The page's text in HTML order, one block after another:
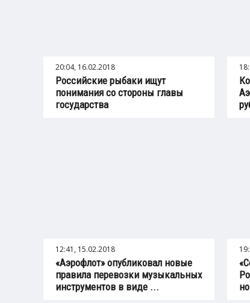
20:04, 16.02.2018
Российские рыбаки ищут
понимания со стороны главы
государства
12:41, 15.02.2018
«Аэрофлот» опубликовал новые
правила перевозки музыкальных
инструментов в виде ...